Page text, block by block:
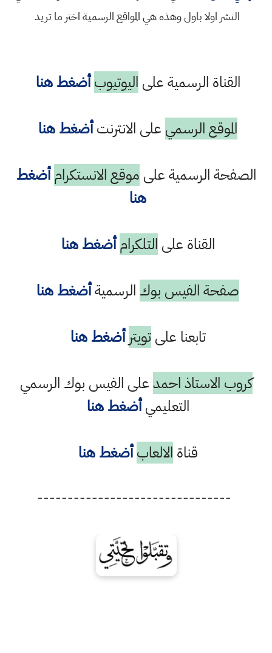
النشر اولا باول وهذه هي المواقع الرسمية اختر ما تريد
القناة الرسمية على اليوتيوب أضغط هنا
الموقع الرسمي على الانترنتأضغط هنا
الصفحة الرسمية على موقع الانستكرام أضغط
هنا
القناة على التلكرام أضغط هنا
صفحة الفيس بوك الرسميةأضغط هنا
تابعنا علىتويتر أضغط هنا
كروب الاستاذ احمدعلى الفيس بوك الرسمي
التعليميأضغط هنا
قناة الالعاب أضغط هنا
--------------------------------